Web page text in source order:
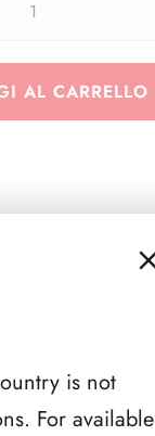
Raccoglitore
custodia
quantità
AL CARRELLO
is not
For available